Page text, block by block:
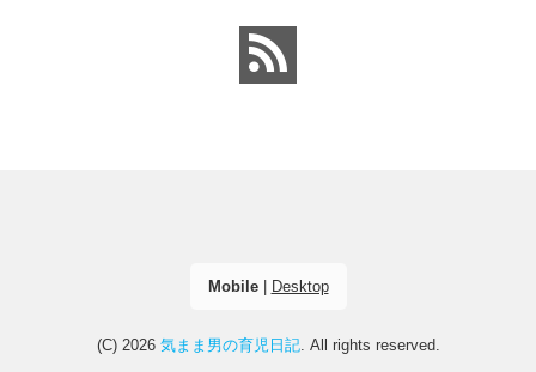
Mobile| Desktop
(C) 2026 気まま男の育児日記. All rights reserved.